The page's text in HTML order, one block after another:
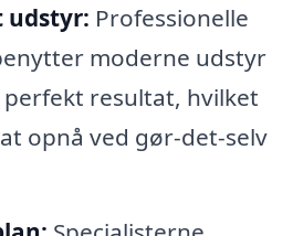
udstyr: Professionelle
moderne udstyr
resultat, hvilket
opnå ved gør-det-selv